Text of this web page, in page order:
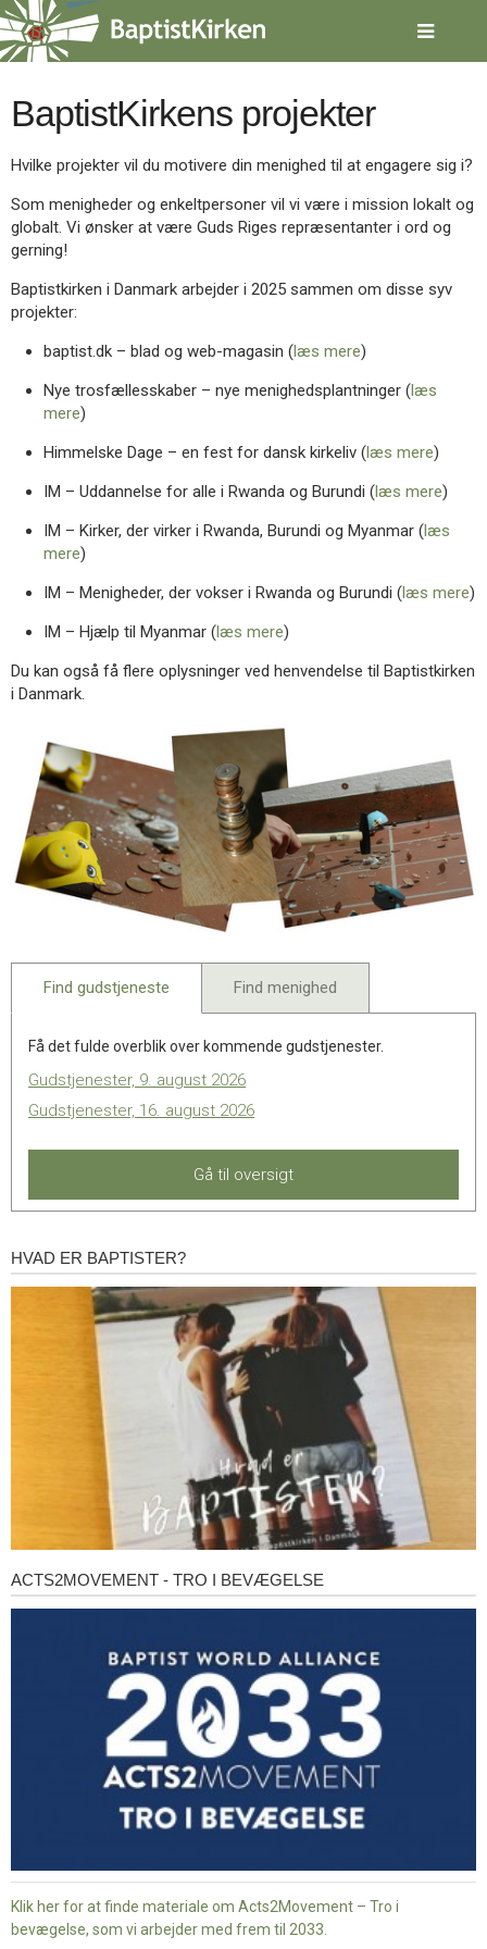
Spring
menu
over
gå
tilbage
forsiden
1.0:
Forside
2.0:
Nyheder
3.0:
Kalender
4.0:
Inspiration
6.0:
Mission
BaptistKirken
8.0:
Kontakt
9.0:
Forside
11.0:
Kalender
12.0:
Inspiration
Værktøjskassen
Mission
15.0:
Om
16.0:
Kontakt
BaptistKirkens projekter
Hvilke projekter vil du motivere din menighed til at engagere sig i?
Som menigheder og enkeltpersoner vil vi være i mission lokalt og
globalt. Vi ønsker at være Guds Riges repræsentanter i ord og
gerning!
Baptistkirken i Danmark arbejder i 2025 sammen om disse syv
projekter:
baptist.dk – blad og web-magasin (læs mere)
Nye trosfællesskaber – nye menighedsplantninger (læs
mere)
Himmelske Dage – en fest for dansk kirkeliv (læs mere)
IM – Uddannelse for alle i Rwanda og Burundi (læs mere)
IM – Kirker, der virker i Rwanda, Burundi og Myanmar (læs
mere)
IM – Menigheder, der vokser i Rwanda og Burundi (læs mere)
IM – Hjælp til Myanmar (læs mere)
Du kan også få flere oplysninger ved henvendelse til Baptistkirken
i Danmark.
Find gudstjeneste Find menighed
Få det fulde overblik over kommende gudstjenester.
Gudstjenester, 9. august 2026
Gudstjenester, 16. august 2026
Gå til oversigt
Hvad
er
HVAD ER BAPTISTER?
Acts2Movement
ACTS2MOVEMENT - TRO I BEVÆGELSE
Klik her for at finde materiale om Acts2Movement – Tro i
bevægelse, som vi arbejder med frem til 2033.